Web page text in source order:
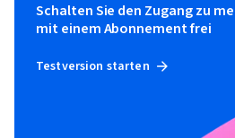
Schalten Sie den Zugang zu
mit einem Abonnement frei
Testversion starten